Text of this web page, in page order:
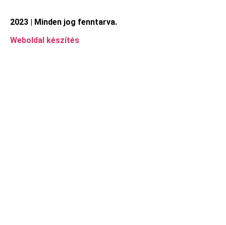
2023 | Minden jog fenntarva.
Weboldal készítés